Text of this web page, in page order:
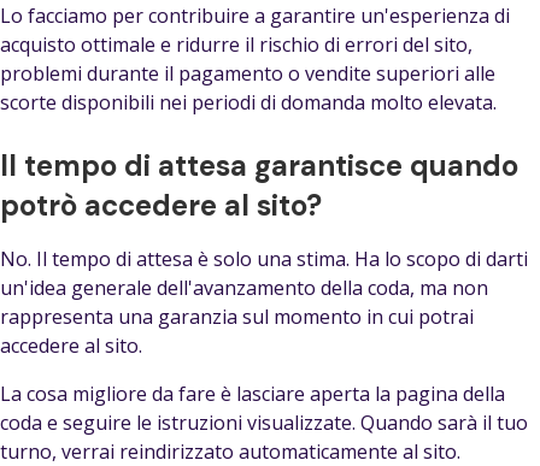
Lo facciamo per contribuire a garantire un'esperienza di
acquisto ottimale e ridurre il rischio di errori del sito,
problemi durante il pagamento o vendite superiori alle
scorte disponibili nei periodi di domanda molto elevata.
Il tempo di attesa garantisce quando
potrò accedere al sito?
No. Il tempo di attesa è solo una stima. Ha lo scopo di darti
un'idea generale dell'avanzamento della coda, ma non
rappresenta una garanzia sul momento in cui potrai
accedere al sito.
La cosa migliore da fare è lasciare aperta la pagina della
coda e seguire le istruzioni visualizzate. Quando sarà il tuo
turno, verrai reindirizzato automaticamente al sito.